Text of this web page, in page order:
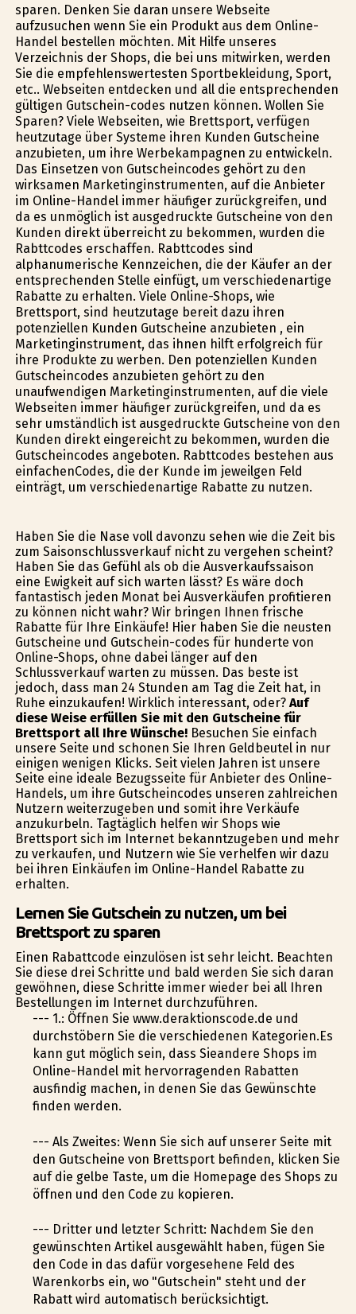
sparen. Denken Sie daran unsere Webseite
aufzusuchen wenn Sie ein Produkt aus dem Online-
Handel bestellen möchten. Mit Hilfe unseres
Verzeichnis der Shops, die bei uns mitwirken, werden
Sie die empfehlenswertesten Sportbekleidung, Sport,
etc.. Webseiten entdecken und all die entsprechenden
gültigen Gutschein-codes nutzen können. Wollen Sie
Sparen? Viele Webseiten, wie Brettsport, verfügen
heutzutage über Systeme ihren Kunden Gutscheine
anzubieten, um ihre Werbekampagnen zu entwickeln.
Das Einsetzen von Gutscheincodes gehört zu den
wirksamen Marketinginstrumenten, auf die Anbieter
im Online-Handel immer häufiger zurückgreifen, und
da es unmöglich ist ausgedruckte Gutscheine von den
Kunden direkt überreicht zu bekommen, wurden die
Rabttcodes erschaffen. Rabttcodes sind
alphanumerische Kennzeichen, die der Käufer an der
entsprechenden Stelle einfügt, um verschiedenartige
Rabatte zu erhalten. Viele Online-Shops, wie
Brettsport, sind heutzutage bereit dazu ihren
potenziellen Kunden Gutscheine anzubieten , ein
Marketinginstrument, das ihnen hilft erfolgreich für
ihre Produkte zu werben. Den potenziellen Kunden
Gutscheincodes anzubieten gehört zu den
unaufwendigen Marketinginstrumenten, auf die viele
Webseiten immer häufiger zurückgreifen, und da es
sehr umständlich ist ausgedruckte Gutscheine von den
Kunden direkt eingereicht zu bekommen, wurden die
Gutscheincodes angeboten. Rabttcodes bestehen aus
einfachenCodes, die der Kunde im jeweilgen Feld
einträgt, um verschiedenartige Rabatte zu nutzen.
Haben Sie die Nase voll davonzu sehen wie die Zeit bis
zum Saisonschlussverkauf nicht zu vergehen scheint?
Haben Sie das Gefühl als ob die Ausverkaufssaison
eine Ewigkeit auf sich warten lässt? Es wäre doch
fantastisch jeden Monat bei Ausverkäufen profitieren
zu können nicht wahr? Wir bringen Ihnen frische
Rabatte für Ihre Einkäufe! Hier haben Sie die neusten
Gutscheine und Gutschein-codes für hunderte von
Online-Shops, ohne dabei länger auf den
Schlussverkauf warten zu müssen. Das beste ist
jedoch, dass man 24 Stunden am Tag die Zeit hat, in
Ruhe einzukaufen! Wirklich interessant, oder? Auf
diese Weise erfüllen Sie mit den Gutscheine für
Brettsport all Ihre Wünsche!Besuchen Sie einfach
unsere Seite und schonen Sie Ihren Geldbeutel in nur
einigen wenigen Klicks. Seit vielen Jahren ist unsere
Seite eine ideale Bezugsseite für Anbieter des Online-
Handels, um ihre Gutscheincodes unseren zahlreichen
Nutzern weiterzugeben und somit ihre Verkäufe
anzukurbeln. Tagtäglich helfen wir Shops wie
Brettsport sich im Internet bekanntzugeben und mehr
zu verkaufen, und Nutzern wie Sie verhelfen wir dazu
bei ihren Einkäufen im Online-Handel Rabatte zu
erhalten.
Lernen Sie Gutschein zu nutzen, um bei
Brettsport zu sparen
Einen Rabattcode einzulösen ist sehr leicht. Beachten
Sie diese drei Schritte und bald werden Sie sich daran
gewöhnen, diese Schritte immer wieder bei all Ihren
Bestellungen im Internet durchzuführen.
--- 1.: Öffnen Sie www.deraktionscode.de und
durchstöbern Sie die verschiedenen Kategorien.Es
kann gut möglich sein, dass Sieandere Shops im
Online-Handel mit hervorragenden Rabatten
ausfindig machen, in denen Sie das Gewünschte
finden werden.
--- Als Zweites: Wenn Sie sich auf unserer Seite mit
den Gutscheine von Brettsport befinden, klicken Sie
auf die gelbe Taste, um die Homepage des Shops zu
öffnen und den Code zu kopieren.
--- Dritter und letzter Schritt: Nachdem Sie den
gewünschten Artikel ausgewählt haben, fügen Sie
den Code in das dafür vorgesehene Feld des
Warenkorbs ein, wo "Gutschein" steht und der
Rabatt wird automatisch berücksichtigt.